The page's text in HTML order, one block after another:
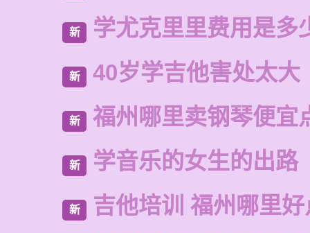
新 学尤克里里费用是多
新 40岁学吉他害处太大
新 福州哪里卖钢琴便宜
新 学音乐的女生的出路
新 吉他培训 福州哪里好